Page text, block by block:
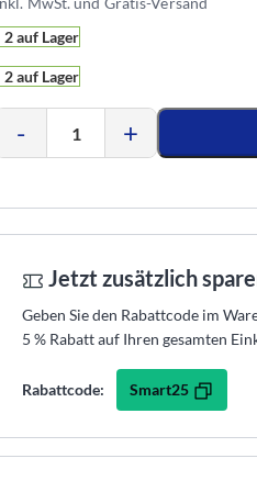
2 auf Lager
2 auf Lager
- +
Jetzt zusätzlich
Geben Sie den Rabattcode im
5 % Rabatt auf Ihren gesamten
Rabattcode: Smart25